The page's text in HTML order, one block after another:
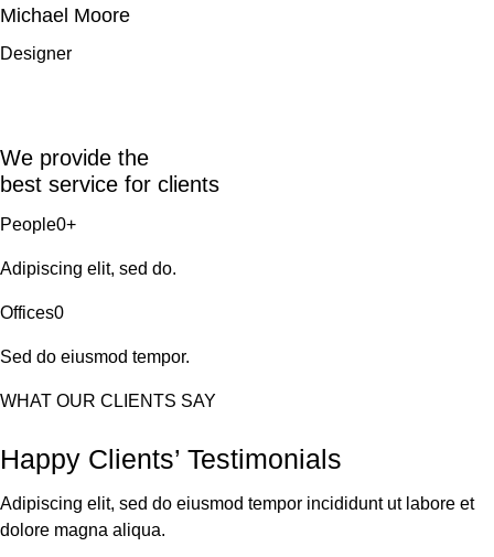
Michael Moore
Designer
We provide the
best service for clients
People0+
Adipiscing elit, sed do.
Offices0
Sed do eiusmod tempor.
WHAT OUR CLIENTS SAY
Happy Clients’ Testimonials
Adipiscing elit, sed do eiusmod tempor incididunt ut labore et
dolore magna aliqua.